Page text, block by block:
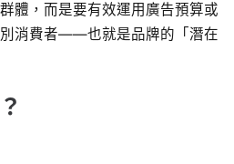
體，而是要有效運用廣告預算或
消費者——也就是品牌的「潛在